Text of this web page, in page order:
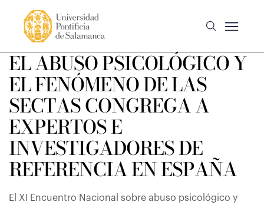
EL ABUSO PSICOLÓGICO Y
EL FENÓMENO DE LAS
SECTAS CONGREGA A
EXPERTOS E
INVESTIGADORES DE
REFERENCIA EN ESPAÑA
El XI Encuentro Nacional sobre abuso psicológico y